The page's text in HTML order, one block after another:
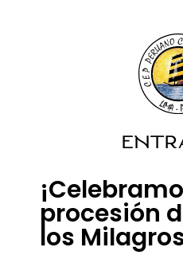
procesión
los